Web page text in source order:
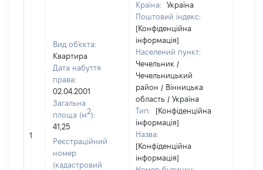
1
Вид об'єкта:
Квартира
Дата набуття
права:
02.04.2001
Загальна
площа (м2):
41,25
Реєстраційний
номер
(кадастровий
Країна:
Україна
Поштовий індекс:
[Конфіденційна
інформація]
Населений пункт:
Чечельник /
Чечельницький
район / Вінницька
область / Україна
Тип:
[Конфіденційна
інформація]
Назва:
[Конфіденційна
інформація]